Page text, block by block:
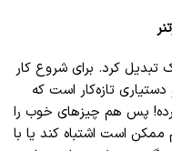
کرد. برای شروع کار
تازه‌کار است که
پس هم چیزهای خوب را
است اشتباه کند یا با